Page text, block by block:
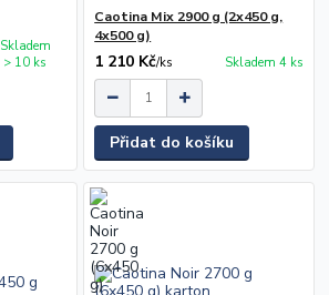
Skladem
> 10 ks
Caotina Mix 2900 g (2x450 g,
4x500 g)
1 210 Kč/ks Skladem 4 ks
Přidat do košíku